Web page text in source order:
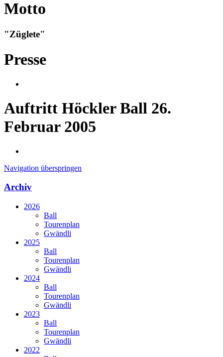
Motto
"Züglete"
Presse
Auftritt Höckler Ball 26.
Februar 2005
Navigation überspringen
Archiv
2026
Ball
Tourenplan
Gwändli
2025
Ball
Tourenplan
Gwändli
2024
Ball
Tourenplan
Gwändli
2023
Ball
Tourenplan
Gwändli
2022